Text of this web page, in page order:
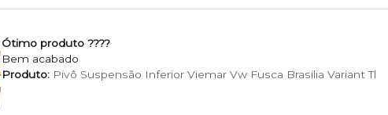
Ótimo produto ????
Bem acabado
Produto:Pivô Suspensão Inferior Viemar Vw Fusca Brasilia Variant Tl